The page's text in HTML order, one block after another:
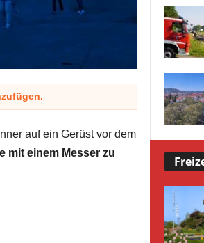
auf ein Gerüst vor dem
mit einem Messer zu